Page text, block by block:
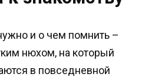
и о чем помнить –
нюхом, на который
в повседневной